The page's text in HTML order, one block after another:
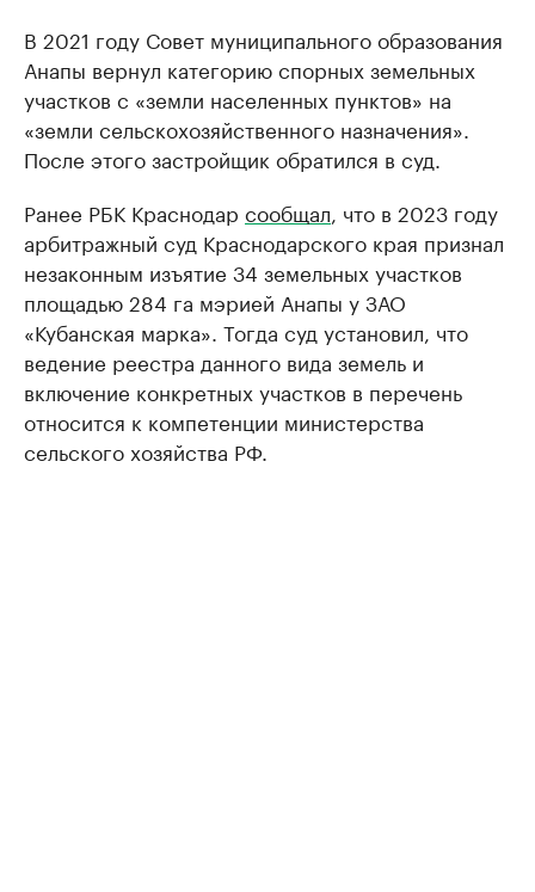
В 2021 году Совет муниципального образования
Анапы вернул категорию спорных земельных
участков с «земли населенных пунктов» на
«земли сельскохозяйственного назначения».
После этого застройщик обратился в суд.
Ранее РБК Краснодар сообщал , что в 2023 году
арбитражный суд Краснодарского края признал
незаконным изъятие 34 земельных участков
площадью 284 га мэрией Анапы у ЗАО
«Кубанская марка». Тогда суд установил, что
ведение реестра данного вида земель и
включение конкретных участков в перечень
относится к компетенции министерства
сельского хозяйства РФ.